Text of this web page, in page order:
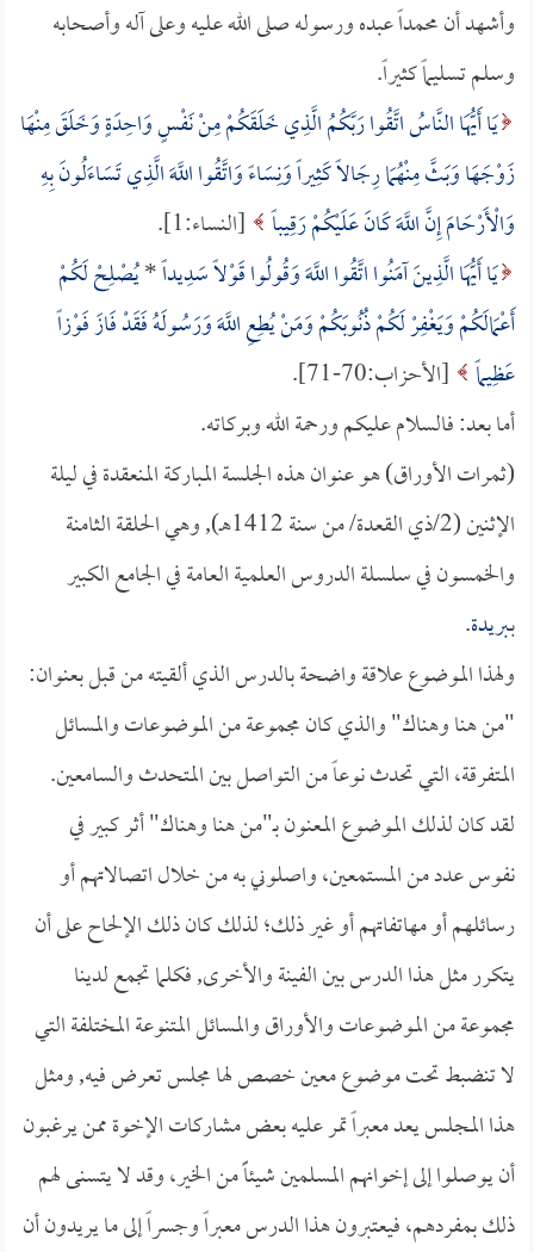
وأشهد أن محمداً عبده ورسوله صلى الله عليه وعلى آله وأصحابه
وسلم تسليماً كثيراً.
يَا أَيُّهَا النَّاسُ اتَّقُوا رَبَّكُمُ الَّذِي خَلَقَكُمْ مِنْ نَفْسٍ وَاحِدَةٍ وَخَلَقَ مِنْهَا
زَوْجَهَا وَبَثَّ مِنْهُمَا رِجَالاً كَثِيراً وَنِسَاءً وَاتَّقُوا اللَّهَ الَّذِي تَسَاءَلُونَ بِهِ
وَالْأَرْحَامَ إِنَّ اللَّهَ كَانَ عَلَيْكُمْ رَقِيباً [النساء:1].
يَا أَيُّهَا الَّذِينَ آمَنُوا اتَّقُوا اللَّهَ وَقُولُوا قَوْلاً سَدِيداً*يُصْلِحْ لَكُمْ
أَعْمَالَكُمْ وَيَغْفِرْ لَكُمْ ذُنُوبَكُمْ وَمَنْ يُطِعِ اللَّهَ وَرَسُولَهُ فَقَدْ فَازَ فَوْزاً
عَظِيماً [الأحزاب:70-71].
أما بعد: فالسلام عليكم ورحمة الله وبركاته.
(ثمرات الأوراق) هو عنوان هذه الجلسة المباركة المنعقدة في ليلة
الإثنين (2/ذي القعدة/ من سنة 1412هـ), وهي الحلقة الثامنة
والخمسون في سلسلة الدروس العلمية العامة في الجامع الكبير
بـبريدة.
ولهذا الموضوع علاقة واضحة بالدرس الذي ألقيته من قبل بعنوان:
"من هنا وهناك" والذي كان مجموعة من الموضوعات والمسائل
المتفرقة، التي تحدث نوعاً من التواصل بين المتحدث والسامعين.
لقد كان لذلك الموضوع المعنون بـ"من هنا وهناك" أثر كبير في
نفوس عدد من المستمعين، واصلوني به من خلال اتصالاتهم أو
رسائلهم أو مهاتفاتهم أو غير ذلك؛ لذلك كان ذلك الإلحاح على أن
يتكرر مثل هذا الدرس بين الفينة والأخرى, فكلما تجمع لدينا
مجموعة من الموضوعات والأوراق والمسائل المتنوعة المختلفة التي
لا تنضبط تحت موضوع معين خصص لها مجلس تعرض فيه, ومثل
هذا المجلس يعد معبراً تمر عليه بعض مشاركات الإخوة ممن يرغبون
أن يوصلوا إلى إخوانهم المسلمين شيئاًَ من الخير، وقد لا يتسنى لهم
ذلك بمفردهم، فيعتبرون هذا الدرس معبراً وجسراً إلى ما يريدون أن